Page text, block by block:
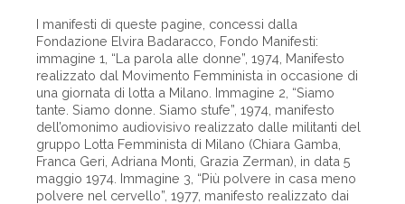
I manifesti di queste pagine, concessi dalla
Fondazione Elvira Badaracco, Fondo Manifesti:
immagine 1, “La parola alle donne”, 1974, Manifesto
realizzato dal Movimento Femminista in occasione di
una giornata di lotta a Milano. Immagine 2, “Siamo
tante. Siamo donne. Siamo stufe”, 1974, manifesto
dell’omonimo audiovisivo realizzato dalle militanti del
gruppo Lotta Femminista di Milano (Chiara Gamba,
Franca Geri, Adriana Monti, Grazia Zerman), in data 5
maggio 1974. Immagine 3, “Più polvere in casa meno
polvere nel cervello”, 1977, manifesto realizzato dai